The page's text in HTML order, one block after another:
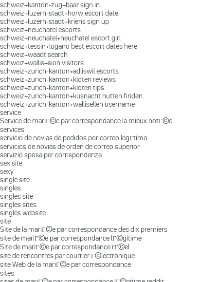
schweiz+kanton-zug+baar sign in
schweiz+luzern-stadt+horw escort date
schweiz+luzern-stadt+kriens sign up
schweiz+neuchatel escorts
schweiz+neuchatel+neuchatel escort girl
schweiz+tessin+lugano best escort dates here
schweiz+waadt search
schweiz+wallis+sion visitors
schweiz+zurich-kanton+adliswil escorts
schweiz+zurich-kanton+kloten reviews
schweiz+zurich-kanton+kloten tips
schweiz+zurich-kanton+kusnacht nutten finden
schweiz+zurich-kanton+wallisellen username
service
Service de mariГ©e par correspondance la mieux notГ©e
services
servicio de novias de pedidos por correo legГ­timo
servicios de novias de orden de correo superior
servizio sposa per corrispondenza
sex site
sexy
single site
singles
singles site
singles sites
singles website
site
Site de la mariГ©e par correspondance des dix premiers
site de mariГ©e par correspondance lГ©gitime
Site de mariГ©e par correspondance rГ©el
site de rencontres par courrier Г©lectronique
site Web de la mariГ©e par correspondance
sites